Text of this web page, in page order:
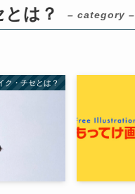
は？ – category –
ク・チセとは？